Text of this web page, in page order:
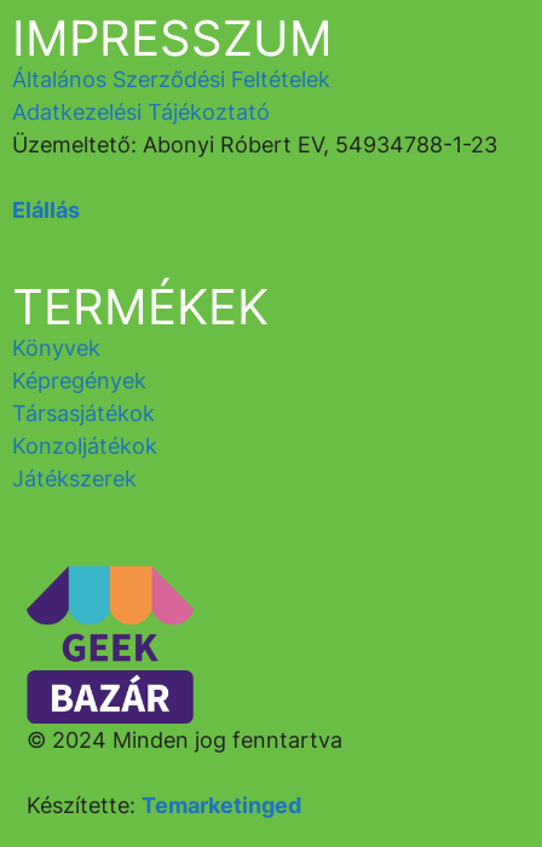
© 2024 Minden jog fenntartva
Készítette:Temarketinged
TERMÉKEK
Könyvek
Képregények
Társasjátékok
Konzoljátékok
Játékszerek
IMPRESSZUM
Általános Szerződési Feltételek
Adatkezelési Tájékoztató
Üzemeltető: Abonyi Róbert EV, 54934788-1-23
Elállás